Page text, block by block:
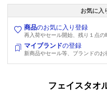
お気に入
商品のお気に入り登録
再入荷やセール開始、残り１点
マイブランドの登録
新商品やセール等、ブランドの
フェイスタオ